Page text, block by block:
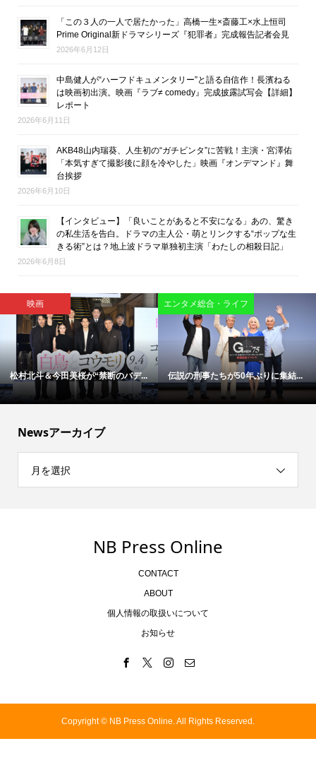
「この３人の一人で居たかった」高橋一生×斎藤工×水上恒司
Prime Original新ドラマシリーズ『犯罪者』完成報告記者会見
2026年6月12日
中島健人が“ハーフドキュメンタリー”と語る自信作！長濱ねる
は映画初出演。映画『ラブ≠ comedy』完成披露試写会【詳細】
レポート
2026年6月11日
AKB48山内瑞葵、人生初の“ガチビンタ”に苦戦！主演・宮澤佑
「本気すぎて撮影後に顔を冷やした」映画『オンデマンド』舞
台挨拶
2026年6月10日
【インタビュー】「良いことがあると不安になる」あの、驚き
の私生活を告白。ドラマの主人公・萌とリンクする“ポップな生
きる術”とは？地上波ドラマ単独初主演「わたしの相殺日記」
2026年6月8日
映画
「今日もぼけ日和ですね」―大竹
し...
映画
「涙の先に救いがある」椎名零監...
Newsアーカイブ
月を選択
NB Press Online
CONTACT
ABOUT
個人情報の取扱いについて
お知らせ
Copyright © NB Press Online. All Rights Reserved.